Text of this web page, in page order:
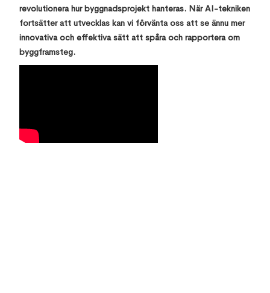
revolutionera hur byggnadsprojekt hanteras. När AI-tekniken
fortsätter att utvecklas kan vi förvänta oss att se ännu mer
innovativa och effektiva sätt att spåra och rapportera om
byggframsteg.